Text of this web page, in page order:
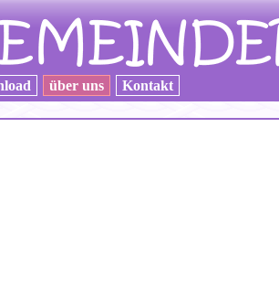
über uns Kontakt